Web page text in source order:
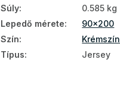
Súly:
0.585 kg
Lepedő mérete:
90x200
Szín:
Krémszín
Típus: Jersey